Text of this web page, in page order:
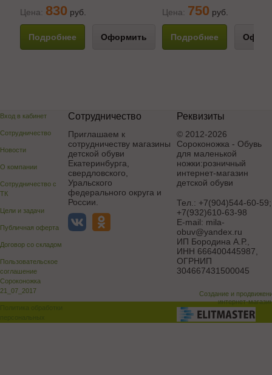
Цена: 830 руб.
Подробнее Оформить
Цена: 750 руб.
Подробнее
Вход в кабинет
Сотрудничество
Новости
О компании
Сотрудничество с
ТК
Цели и задачи
Публичная оферта
Договор со складом
Пользовательское
соглашение
Сороконожка
21_07_2017
Сотрудничество
Приглашаем к
сотрудничеству магазины
детской обуви
Екатеринбурга,
свердловского,
Уральского
федерального округа и
России.
Реквизиты
© 2012-2026
Сороконожка - Обувь
для маленькой
ножки:розничный
интернет-магазин
детской обуви
Тел.: +7(904)544-60-59;
+7(932)610-63-98
E-mail: mila-
obuv@yandex.ru
ИП Бородина А.Р.
ИНН 666400445987,
ОГРНИП
304667431500045
Создание и
интернет-